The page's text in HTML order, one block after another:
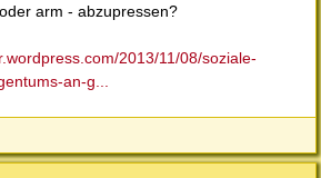
arm - abzupressen?
2013/11/08/soziale-
an-g...